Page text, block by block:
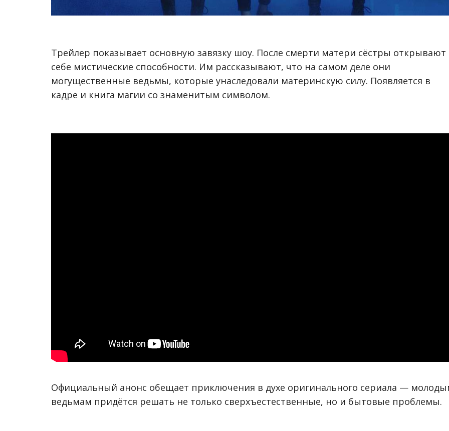
Трейлер показывает основную завязку шоу. После смерти матери сёстры открывают
себе мистические способности. Им рассказывают, что на самом деле они
могущественные ведьмы, которые унаследовали материнскую силу. Появляется в
кадре и книга магии со знаменитым символом.
Официальный анонс обещает приключения в духе оригинального сериала —
ведьмам придётся решать не только сверхъестественные, но и бытовые проблемы.